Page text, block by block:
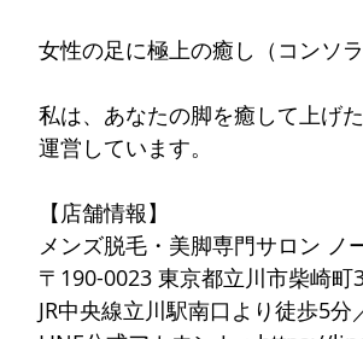
女性の足に極上の癒し（コンソ
私は、あなたの脚を癒して上げ
運営しています。
【店舗情報】
メンズ脱毛・美脚専門サロン ノ
〒190-0023 東京都立川市柴崎町
JR中央線立川駅南口より徒歩5